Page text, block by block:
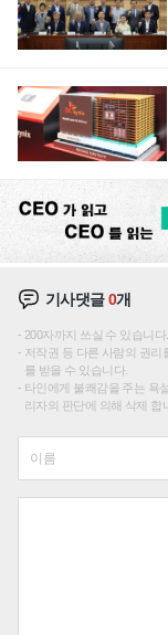
기사댓글0개
200자까지 쓰실 수 있습니
저작권 등 다른 사람의 권리
를 받을 수 있습니다.
타인에게 불쾌감을 주는 욕
리자의 판단에 의해 삭제 합